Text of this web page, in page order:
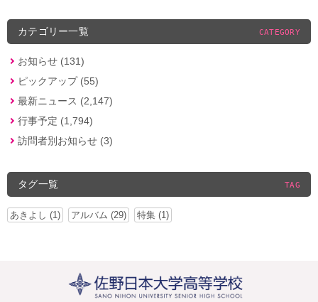
カテゴリー一覧 CATEGORY
お知らせ (131)
ピックアップ (55)
最新ニュース (2,147)
行事予定 (1,794)
訪問者別お知らせ (3)
タグ一覧 TAG
あきよし (1) アルバム (29) 特集 (1)